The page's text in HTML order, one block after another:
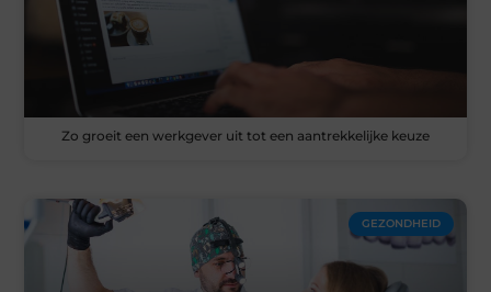
Zo groeit een werkgever uit tot een aantrekkelijke keuze
GEZONDHEID